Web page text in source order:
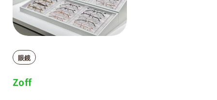
Zoff
眼鏡